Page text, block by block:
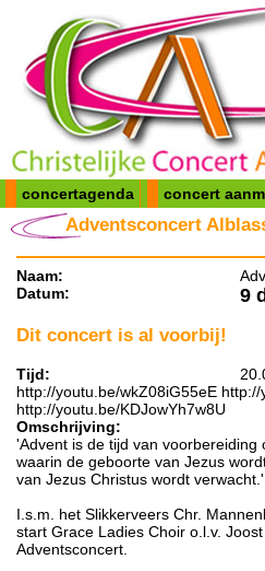
concertagenda concert
Adventsconcert
Naam:
Datum:
9
Dit concert is al voorbij!
Tijd:
http://youtu.be/wkZ08iG55eE
http://youtu.be/KDJowYh7w8U
Omschrijving:
'Advent is de tijd van voorbereiding
waarin de geboorte van Jezus
van Jezus Christus wordt verwacht.'
I.s.m. het Slikkerveers Chr.
start Grace Ladies Choir o.l.v.
Adventsconcert.